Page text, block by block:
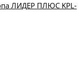
ЛИДЕР ПЛЮС KPL-